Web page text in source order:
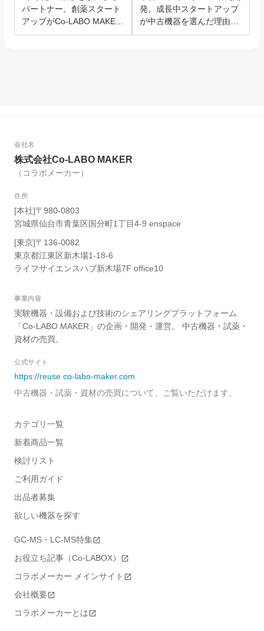
パートナー。創薬スタート
アップがCo-LABO MAKER
を選んだ理由。
発。成長中スタートアップ
が中古機器を選んだ理由と
は？
会社名
株式会社Co-LABO MAKER
（コラボメーカー）
住所
[本社]〒980-0803
宮城県仙台市青葉区国分町1丁目4-9 enspace
[東京]〒136-0082
東京都江東区新木場1-18-6
ライフサイエンスハブ新木場7F office10
事業内容
実験機器・設備および技術のシェアリングプラットフォーム
「Co-LABO MAKER」の企画・開発・運営。 中古機器・試薬・
資材の売買。
公式サイト
https://reuse.co-labo-maker.com
中古機器・試薬・資材の売買について、ご覧いただけます。
カテゴリ一覧
新着商品一覧
検討リスト
ご利用ガイド
出品者募集
欲しい機器を探す
GC-MS・LC-MS特集
お役立ち記事（Co-LABOX）
コラボメーカー メインサイト
会社概要
コラボメーカーとは